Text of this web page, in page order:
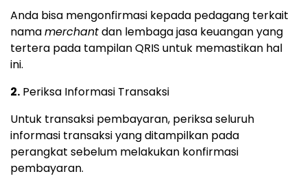
Anda bisa mengonfirmasi kepada pedagang terkait
namamerchantdan lembaga jasa keuangan yang
tertera pada tampilan QRIS untuk memastikan hal
ini.
2. Periksa Informasi Transaksi
Untuk transaksi pembayaran, periksa seluruh
informasi transaksi yang ditampilkan pada
perangkat sebelum melakukan konfirmasi
pembayaran.